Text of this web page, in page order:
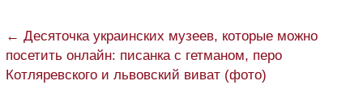
← Десяточка украинских музеев, которые можно
посетить онлайн: писанка с гетманом, перо
Котляревского и львовский виват (фото)